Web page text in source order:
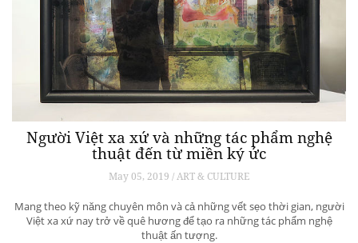
Người Việt xa xứ và những tác phẩm nghệ
thuật đến từ miền ký ức
May 05, 2019 / ART & CULTURE
Mang theo kỹ năng chuyên môn và cả những vết sẹo thời gian, người
Việt xa xứ nay trở về quê hương để tạo ra những tác phẩm nghệ
thuật ấn tượng.